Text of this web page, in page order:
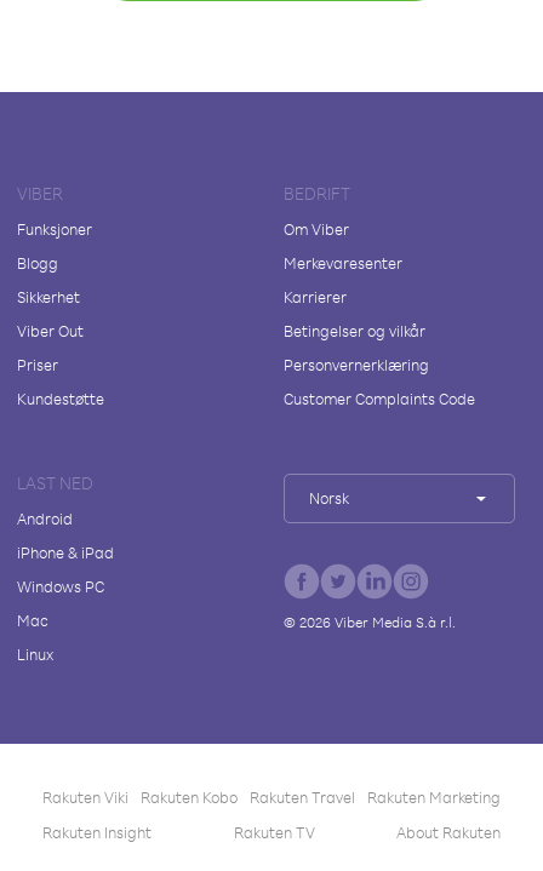
VIBER
Funksjoner
Blogg
Sikkerhet
Viber Out
Priser
Kundestøtte
BEDRIFT
Om Viber
Merkevaresenter
Karrierer
Betingelser og vilkår
Personvernerklæring
Customer Complaints Code
LAST NED
Android
iPhone & iPad
Windows PC
Mac
Linux
Norsk
© 2026Viber Media S.à r.l.
Rakuten Viki Rakuten Kobo Rakuten Travel
Rakuten Marketing
Rakuten Insight
Rakuten TV About Rakuten